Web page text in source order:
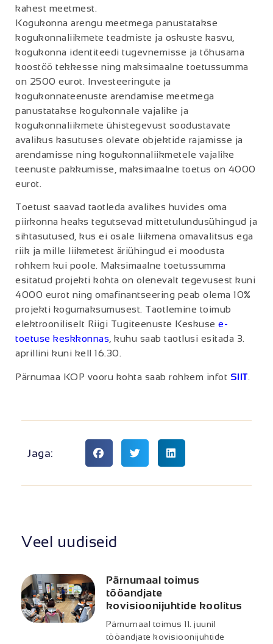
kahest meetmest.
Kogukonna arengu meetmega panustatakse
kogukonnaliikmete teadmiste ja oskuste kasvu,
kogukonna identiteedi tugevnemisse ja tõhusama
koostöö tekkesse ning maksimaalne toetussumma
on 2500 eurot. Investeeringute ja
kogukonnateenuste arendamise meetmega
panustatakse kogukonnale vajalike ja
kogukonnaliikmete ühistegevust soodustavate
avalikus kasutuses olevate objektide rajamisse ja
arendamisse ning kogukonnaliikmetele vajalike
teenuste pakkumisse, maksimaalne toetus on 4000
eurot.
Toetust saavad taotleda avalikes huvides oma
piirkonna heaks tegutsevad mittetulundusühingud ja
sihtasutused, kus ei osale liikmena omavalitsus ega
riik ja mille liikmetest äriühingud ei moodusta
rohkem kui poole. Maksimaalne toetussumma
esitatud projekti kohta on olenevalt tegevusest kuni
4000 eurot ning omafinantseering peab olema 10%
projekti kogumaksumusest. Taotlemine toimub
elektrooniliselt Riigi Tugiteenuste Keskuse e-
toetuse keskkonnas, kuhu saab taotlusi esitada 3.
aprillini kuni kell 16.30.
Pärnumaa KOP vooru kohta saab rohkem infot SIIT.
Jaga:
Veel uudiseid
Pärnumaal toimus
tööandjate
kovisioonijuhtide koolitus
Pärnumaal toimus 11. juunil
tööandjate kovisioonijuhtide